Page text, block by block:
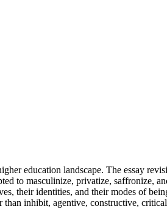
education landscape. The essay
to masculinize, privatize, saffronize,
their identities, and their modes of
inhibit, agentive, constructive,